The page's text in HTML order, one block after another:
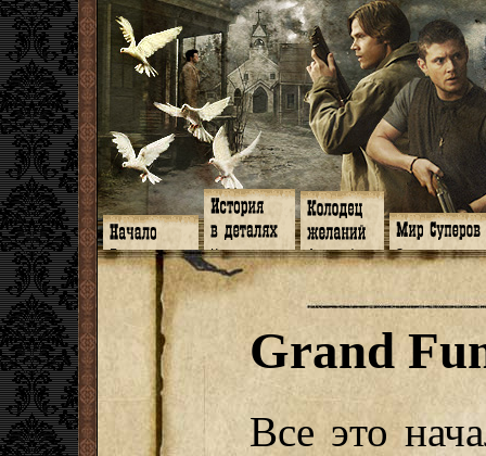
Главная
Программа
Форум
Facebook
Гостевая
Книги
Галереи
Музыка
Видео
Субтитры
Заметки
Мысли
Откровение
Арт-кафе
Игромания
Фанфики
Фанарт
Анекдоты
Передоз
Страшилки
Знакомство
Обитатели
Семейное
Дневник
Арсенал
СИЗО
Суперы от и
Grand
Все это